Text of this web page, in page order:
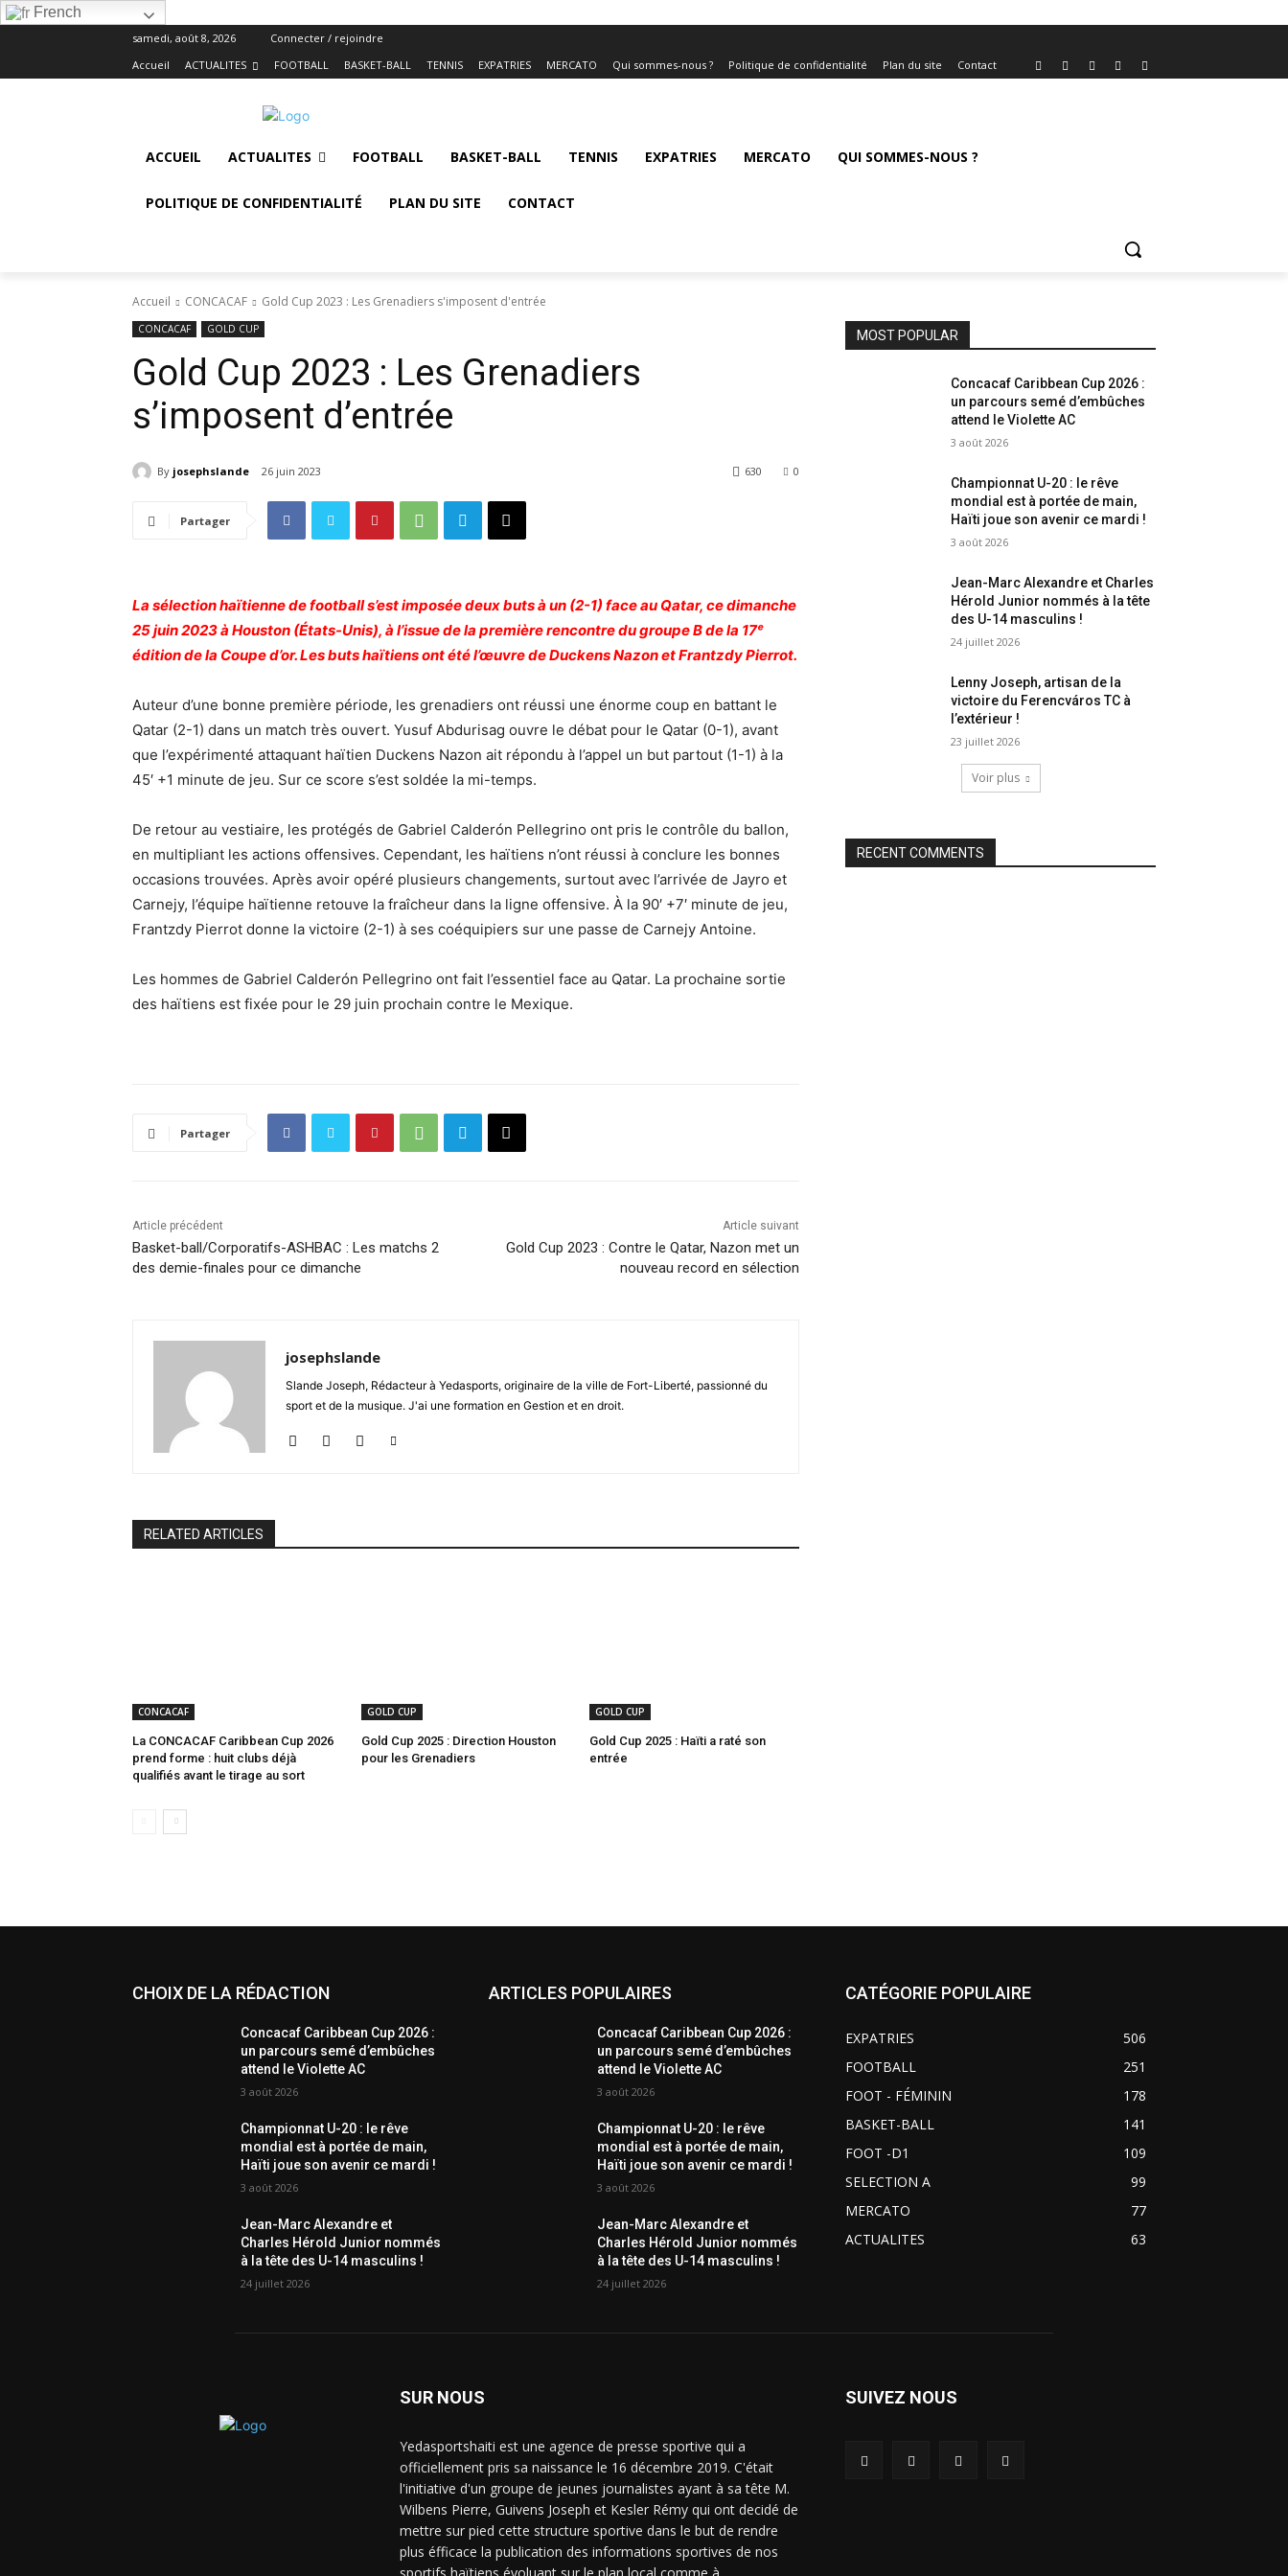
French
samedi, août 8, 2026
Connecter / rejoindre
Accueil
ACTUALITES FOOTBALL BASKET-BALL TENNIS EXPATRIES MERCATO Qui sommes-nous ? Politique de confidentialité Plan du site Contact
ACCUEIL ACTUALITES FOOTBALL BASKET-BALL TENNIS EXPATRIES MERCATO QUI SOMMES-NOUS ?
POLITIQUE DE CONFIDENTIALITÉ PLAN DU SITE CONTACT
Accueil CONCACAF Gold Cup 2023 : Les Grenadiers s'imposent d'entrée
CONCACAF GOLD CUP
Gold Cup 2023 : Les Grenadiers
s’imposent d’entrée
By josephslande 26 juin 2023 0
630
Partager
La sélection haïtienne de football s’est imposée deux buts à un (2-1) face au Qatar, ce dimanche
25 juin 2023 à Houston (États-Unis), à l’issue de la première rencontre du groupe B de la 17ᵉ
édition de la Coupe d’or. Les buts haïtiens ont été l’œuvre de Duckens Nazon et Frantzdy Pierrot.
Auteur d’une bonne première période, les grenadiers ont réussi une énorme coup en battant le
Qatar (2-1) dans un match très ouvert. Yusuf Abdurisag ouvre le débat pour le Qatar (0-1), avant
que l’expérimenté attaquant haïtien Duckens Nazon ait répondu à l’appel un but partout (1-1) à la
45′ +1 minute de jeu. Sur ce score s’est soldée la mi-temps.
De retour au vestiaire, les protégés de Gabriel Calderón Pellegrino ont pris le contrôle du ballon,
en multipliant les actions offensives. Cependant, les haïtiens n’ont réussi à conclure les bonnes
occasions trouvées. Après avoir opéré plusieurs changements, surtout avec l’arrivée de Jayro et
Carnejy, l’équipe haïtienne retouve la fraîcheur dans la ligne offensive. À la 90′ +7′ minute de jeu,
Frantzdy Pierrot donne la victoire (2-1) à ses coéquipiers sur une passe de Carnejy Antoine.
Les hommes de Gabriel Calderón Pellegrino ont fait l’essentiel face au Qatar. La prochaine sortie
des haïtiens est fixée pour le 29 juin prochain contre le Mexique.
Partager
Article précédent
Basket-ball/Corporatifs-ASHBAC : Les matchs 2
des demie-finales pour ce dimanche
Article suivant
Gold Cup 2023 : Contre le Qatar, Nazon met un
nouveau record en sélection
josephslande
Slande Joseph, Rédacteur à Yedasports, originaire de la ville de Fort-Liberté, passionné du
sport et de la musique. J'ai une formation en Gestion et en droit.
RELATED ARTICLES
CONCACAF
La CONCACAF Caribbean Cup 2026
prend forme : huit clubs déjà
qualifiés avant le tirage au sort
GOLD CUP
Gold Cup 2025 : Direction Houston
pour les Grenadiers
GOLD CUP
Gold Cup 2025 : Haïti a raté son
entrée
MOST POPULAR
Concacaf Caribbean Cup 2026 :
un parcours semé d’embûches
attend le Violette AC
3 août 2026
Championnat U-20 : le rêve
mondial est à portée de main,
Haïti joue son avenir ce mardi !
3 août 2026
Jean-Marc Alexandre et Charles
Hérold Junior nommés à la tête
des U-14 masculins !
24 juillet 2026
Lenny Joseph, artisan de la
victoire du Ferencváros TC à
l’extérieur !
23 juillet 2026
Voir plus
RECENT COMMENTS
CHOIX DE LA RÉDACTION
Concacaf Caribbean Cup 2026 :
un parcours semé d’embûches
attend le Violette AC
3 août 2026
Championnat U-20 : le rêve
mondial est à portée de main,
Haïti joue son avenir ce mardi !
3 août 2026
Jean-Marc Alexandre et
Charles Hérold Junior nommés
à la tête des U-14 masculins !
24 juillet 2026
ARTICLES POPULAIRES
Concacaf Caribbean Cup 2026 :
un parcours semé d’embûches
attend le Violette AC
3 août 2026
Championnat U-20 : le rêve
mondial est à portée de main,
Haïti joue son avenir ce mardi !
3 août 2026
Jean-Marc Alexandre et
Charles Hérold Junior nommés
à la tête des U-14 masculins !
24 juillet 2026
CATÉGORIE POPULAIRE
EXPATRIES
506
FOOTBALL
251
FOOT - FÉMININ
178
BASKET-BALL
141
FOOT -D1
109
SELECTION A
99
MERCATO
77
ACTUALITES
63
SUR NOUS
Yedasportshaiti est une agence de presse sportive qui a
officiellement pris sa naissance le 16 décembre 2019. C'était
l'initiative d'un groupe de jeunes journalistes ayant à sa tête M.
Wilbens Pierre, Guivens Joseph et Kesler Rémy qui ont decidé de
mettre sur pied cette structure sportive dans le but de rendre
plus éfficace la publication des informations sportives de nos
SUIVEZ NOUS